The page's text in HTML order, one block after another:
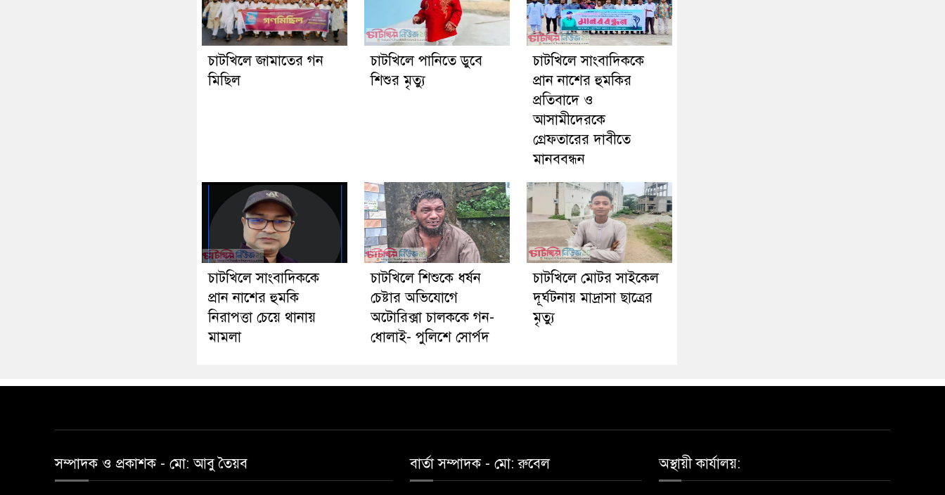
চাটখিলে জামাতের গন
মিছিল
চাটখিলে পানিতে ডুবে
শিশুর মৃত্যু
চাটখিলে সাংবাদিককে
প্রান নাশের হুমকির
প্রতিবাদে ও
আসামীদেরকে
গ্রেফতারের দাবীতে
মানববন্ধন
চাটখিলে সাংবাদিককে
প্রান নাশের হুমকি
নিরাপত্তা চেয়ে থানায়
মামলা
চাটখিলে শিশুকে ধর্ষন
চেষ্টার অভিযোগে
অটোরিক্সা চালককে গন-
ধোলাই- পুলিশে সোর্পদ
চাটখিলে মোটর সাইকেল
দূর্ঘটনায় মাদ্রাসা ছাত্রের
মৃত্যু
সম্পাদক ও প্রকাশক -‌ মো: আবু‌ তৈয়ব বার্তা সম্পাদক - মো: রু‌বেল অস্থায়ী কার্যালয়: